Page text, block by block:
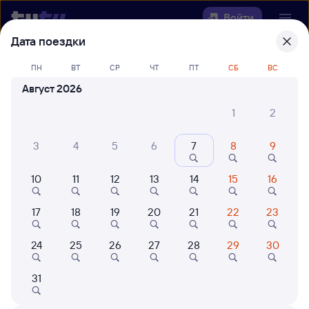
Войти
Выберите день, чтобы найтиж/д
билеты Максатиха — Мста
Куда
Когда
Кто едет
Найти поезда
Дата поездки
ПН ВТ СР ЧТ ПТ СБ ВС
Август 2026
1
2
3 4 5 6 7 8 9
10 11 12 13 14 15 16
17 18 19 20 21 22 23
24 25 26 27 28 29 30
31